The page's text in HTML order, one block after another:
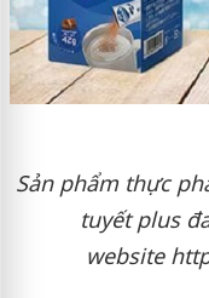
Sản phẩm thực
tuyết plus
website